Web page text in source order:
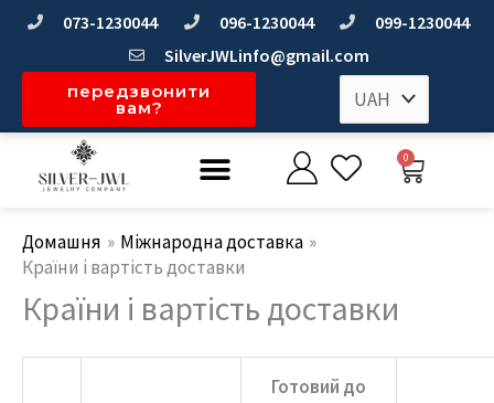
Перейти073-1230044 096-1230044
099-1230044
SilverJWLinfo@gmail.com
передзвонити
вам?
Меню 0
Домашня
Мiжнародна доставка
Країни і вартість доставки
Країни і вартість доставки
Готовий до